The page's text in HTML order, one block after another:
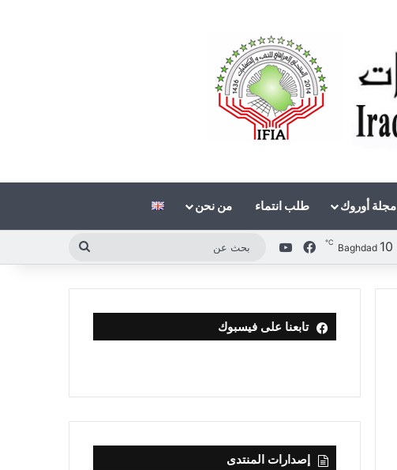
مجلة أوروك طلب انتماء من نحن
Baghdad 10
℃ فيسبوك‫YouTube
تابعنا على فيسبوك
إصدارات المنتدى